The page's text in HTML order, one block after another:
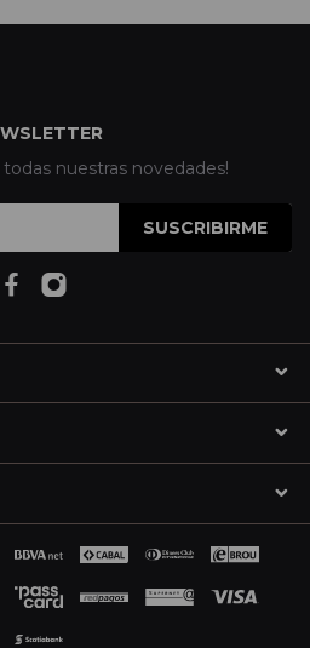
todas nuestras novedades!
SUSCRIBIRME